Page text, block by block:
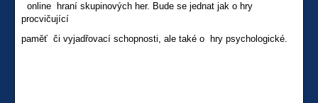
online hraní skupinových her. Bude se jednat jak o hry
procvičující
paměť či vyjadřovací schopnosti, ale také o hry psychologické.